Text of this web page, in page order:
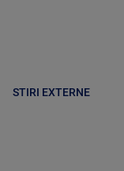
STIRI EXTERNE